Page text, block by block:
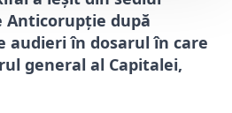
Anticorupție după
audieri în dosarul în care
general al Capitalei,